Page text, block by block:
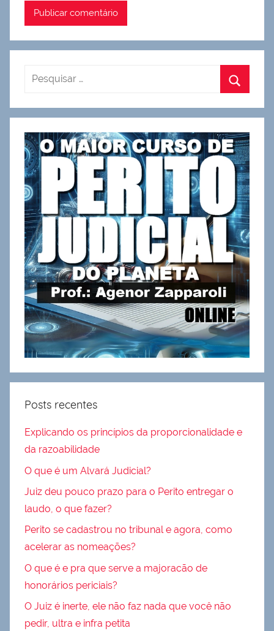
Posts recentes
Explicando os princípios da proporcionalidade e
da razoabilidade
O que é um Alvará Judicial?
Juiz deu pouco prazo para o Perito entregar o
laudo, o que fazer?
Perito se cadastrou no tribunal e agora, como
acelerar as nomeações?
O que é e pra que serve a majoracão de
honorários periciais?
O Juiz é inerte, ele não faz nada que você não
pedir, ultra e infra petita